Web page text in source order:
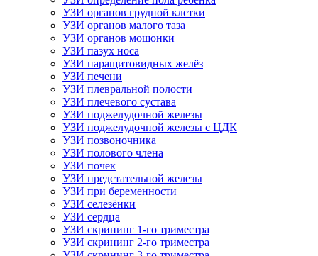
УЗИ органов грудной клетки
УЗИ органов малого таза
УЗИ органов мошонки
УЗИ пазух носа
УЗИ паращитовидных желёз
УЗИ печени
УЗИ плевральной полости
УЗИ плечевого сустава
УЗИ поджелудочной железы
УЗИ поджелудочной железы с ЦДК
УЗИ позвоночника
УЗИ полового члена
УЗИ почек
УЗИ предстательной железы
УЗИ при беременности
УЗИ селезёнки
УЗИ сердца
УЗИ скрининг 1-го триместра
УЗИ скрининг 2-го триместра